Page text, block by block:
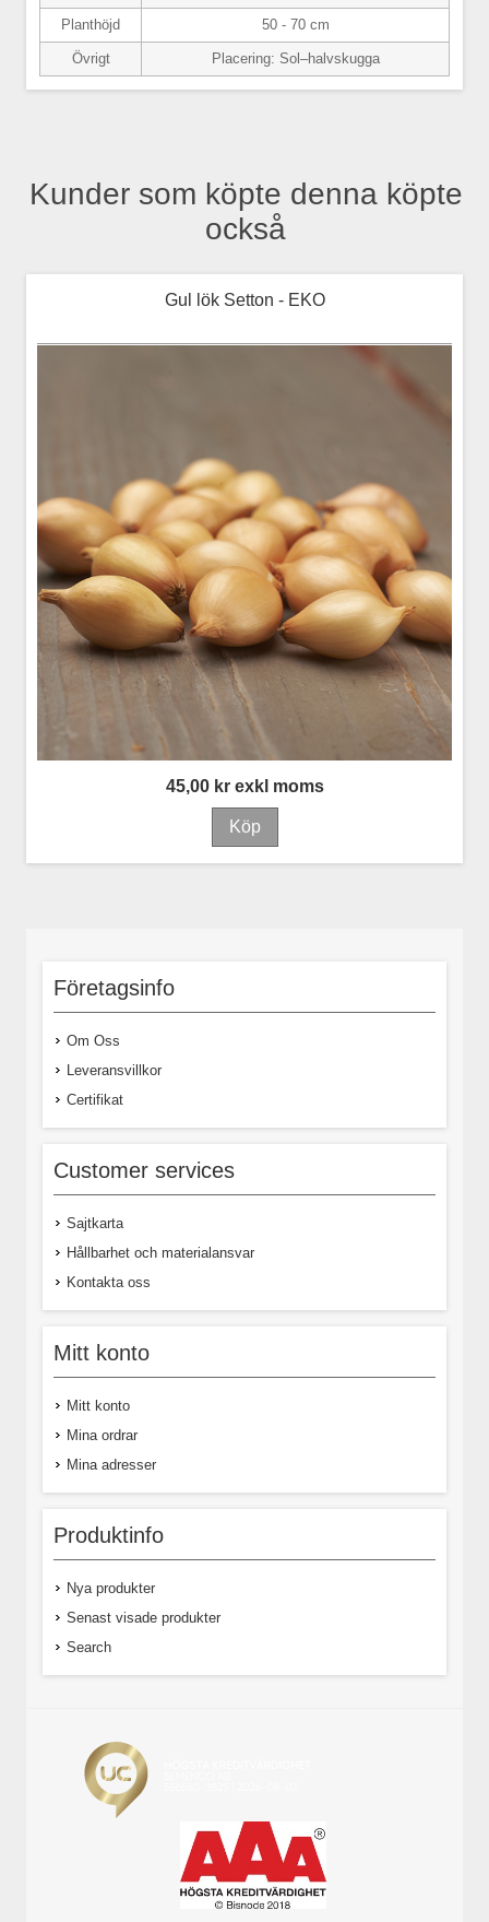
Planthöjd 50 - 70 cm
Övrigt Placering: Sol–halvskugga
Kunder som köpte denna köpte
också
Gul lök Setton - EKO
45,00 kr exkl moms
Företagsinfo
Om Oss
Leveransvillkor
Certifikat
Customer services
Sajtkarta
Hållbarhet och materialansvar
Kontakta oss
Mitt konto
Mitt konto
Mina ordrar
Mina adresser
Produktinfo
Nya produkter
Senast visade produkter
Search